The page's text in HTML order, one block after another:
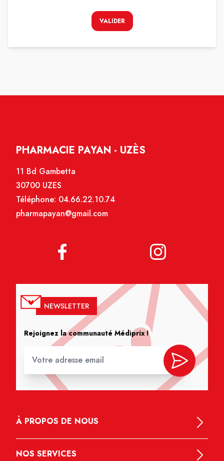
VALIDER
PHARMACIE PAYAN - UZÈS
11 Bd Gambetta
30700 UZES
Téléphone: 04.66.22.10.74
pharmapayan@gmail.com
NEWSLETTER
Rejoignez la communauté Médiprix !
À PROPOS DE NOUS
NOS SERVICES